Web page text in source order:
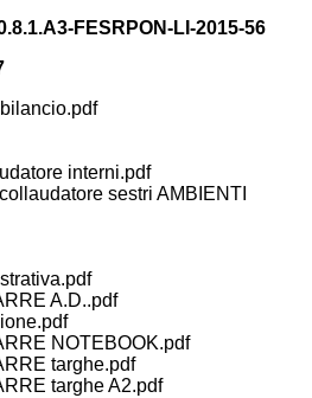
FESRPON-LI-2015-56
interni.pdf
sestri AMBIENTI
A.D..pdf
NOTEBOOK.pdf
targhe.pdf
targhe A2.pdf